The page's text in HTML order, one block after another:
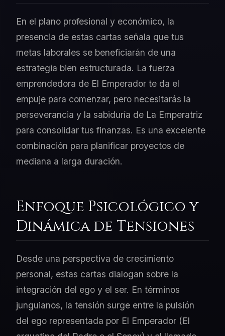
En el plano profesional y económico, la
presencia de estas cartas señala que tus
metas laborales se beneficiarán de una
estrategia bien estructurada. La fuerza
emprendedora de El Emperador te da el
empuje para comenzar, pero necesitarás la
perseverancia y la sabiduría de La Emperatriz
para consolidar tus finanzas. Es una excelente
combinación para planificar proyectos de
mediana a larga duración.
Enfoque Psicológico y
Dinámica de Tensiones
Desde una perspectiva de crecimiento
personal, estas cartas dialogan sobre la
integración del ego y el ser. En términos
junguianos, la tensión surge entre la pulsión
del ego representada por El Emperador (El